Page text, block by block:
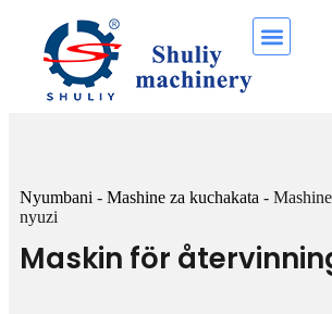
Nyumbani - Mashine za kuchakata -
nyuzi
Maskin för